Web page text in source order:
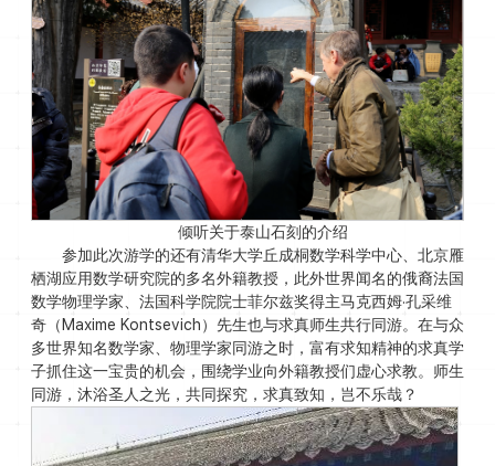
倾听关于泰山石刻的介绍
参加此次游学的还有清华大学丘成桐数学科学中心、北京雁
栖湖应用数学研究院的多名外籍教授，此外世界闻名的俄裔法国
数学物理学家、法国科学院院士菲尔兹奖得主马克西姆·孔采维
奇（Maxime Kontsevich）先生也与求真师生共行同游。在与众
多世界知名数学家、物理学家同游之时，富有求知精神的求真学
子抓住这一宝贵的机会，围绕学业向外籍教授们虚心求教。师生
同游，沐浴圣人之光，共同探究，求真致知，岂不乐哉？